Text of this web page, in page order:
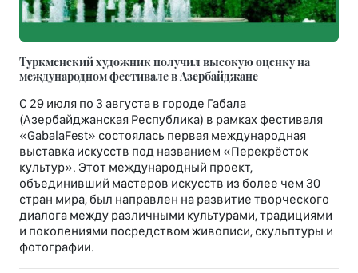
Туркменский художник получил высокую оценку на
международном фестивале в Азербайджане
С 29 июля по 3 августа в городе Габала
(Азербайджанская Республика) в рамках фестиваля
«GabalaFest» состоялась первая международная
выставка искусств под названием «Перекрёсток
культур». Этот международный проект,
объединивший мастеров искусств из более чем 30
стран мира, был направлен на развитие творческого
диалога между различными культурами, традициями
и поколениями посредством живописи, скульптуры и
фотографии.